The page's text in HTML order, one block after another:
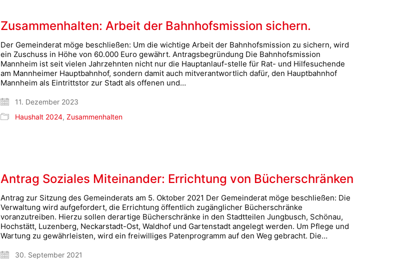
Zusammenhalten: Arbeit der Bahnhofsmission sichern.
Der Gemeinderat möge beschließen: Um die wichtige Arbeit der Bahnhofsmission zu sichern, wird
ein Zuschuss in Höhe von 60.000 Euro gewährt. Antragsbegründung Die Bahnhofsmission
Mannheim ist seit vielen Jahrzehnten nicht nur die Hauptanlauf-stelle für Rat- und Hilfesuchende
am Mannheimer Hauptbahnhof, sondern damit auch mitverantwortlich dafür, den Hauptbahnhof
Mannheim als Eintrittstor zur Stadt als offenen und…
11. Dezember 2023
Haushalt 2024, Zusammenhalten
Antrag Soziales Miteinander: Errichtung von Bücherschränken
Antrag zur Sitzung des Gemeinderats am 5. Oktober 2021 Der Gemeinderat möge beschließen: Die
Verwaltung wird aufgefordert, die Errichtung öffentlich zugänglicher Bücherschränke
voranzutreiben. Hierzu sollen derartige Bücherschränke in den Stadtteilen Jungbusch, Schönau,
Hochstätt, Luzenberg, Neckarstadt-Ost, Waldhof und Gartenstadt angelegt werden. Um Pflege und
Wartung zu gewährleisten, wird ein freiwilliges Patenprogramm auf den Weg gebracht. Die…
30. September 2021